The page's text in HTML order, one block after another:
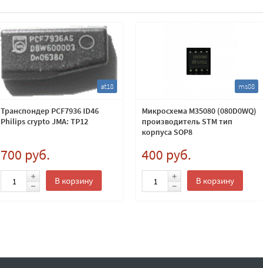
at18
Транспондер PCF7936 ID46
Philips crypto JMA: TP12
700 руб.
В корзину
ms08
Микросхема M35080 (080D0WQ)
производитель STM тип
корпуса SOP8
400 руб.
В корзину